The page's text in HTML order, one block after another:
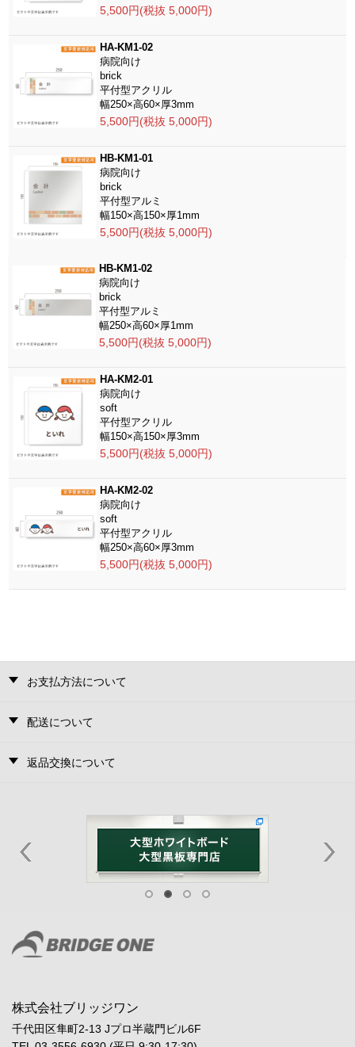
5,500円(税抜 5,000円)
HA-KM1-02
病院向け
brick
平付型アクリル
幅250×高60×厚3mm
5,500円(税抜 5,000円)
HB-KM1-01
病院向け
brick
平付型アルミ
幅150×高150×厚1mm
5,500円(税抜 5,000円)
HB-KM1-02
病院向け
brick
平付型アルミ
幅250×高60×厚1mm
5,500円(税抜 5,000円)
HA-KM2-01
病院向け
soft
平付型アクリル
幅150×高150×厚3mm
5,500円(税抜 5,000円)
HA-KM2-02
病院向け
soft
平付型アクリル
幅250×高60×厚3mm
5,500円(税抜 5,000円)
お支払方法について
配送について
返品交換について
株式会社ブリッジワン
千代田区隼町2-13 Jプロ半蔵門ビル6F